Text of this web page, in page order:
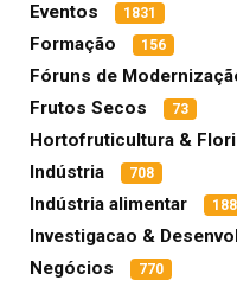
Eventos 1831
Formação 156
Fóruns de
Frutos Secos 73
Hortofruticultura &
Indústria 708
Indústria alimentar
Investigacao &
Negócios 770